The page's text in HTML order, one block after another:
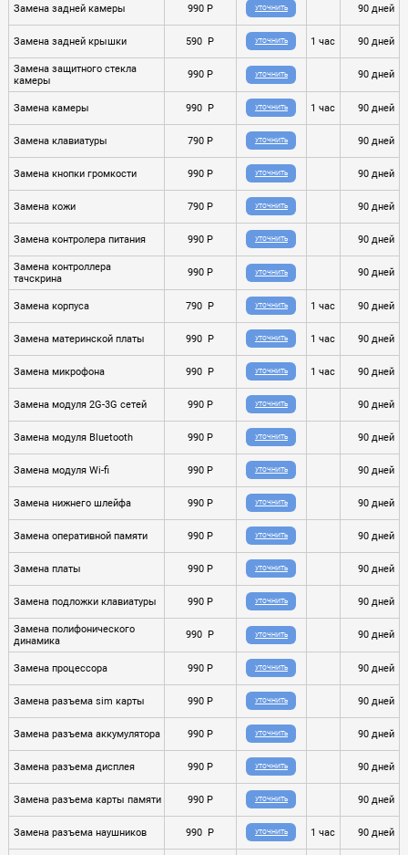
Замена задней камеры 990 P УТОЧНИТЬ 90 дней
Замена задней крышки 590 P УТОЧНИТЬ 1 час 90 дней
Замена защитного стекла
камеры
990 P УТОЧНИТЬ 90 дней
Замена камеры 990 P УТОЧНИТЬ 1 час 90 дней
Замена клавиатуры 790 P УТОЧНИТЬ 90 дней
Замена кнопки громкости 990 P УТОЧНИТЬ 90 дней
Замена кожи 790 P УТОЧНИТЬ 90 дней
Замена контролера питания 990 P УТОЧНИТЬ 90 дней
Замена контроллера
тачскрина
990 P УТОЧНИТЬ 90 дней
Замена корпуса 790 P УТОЧНИТЬ 1 час 90 дней
Замена материнской платы 990 P УТОЧНИТЬ 1 час 90 дней
Замена микрофона 990 P УТОЧНИТЬ 1 час 90 дней
Замена модуля 2G-3G сетей 990 P УТОЧНИТЬ 90 дней
Замена модуля Bluetooth 990 P УТОЧНИТЬ 90 дней
Замена модуля Wi-fi 990 P УТОЧНИТЬ 90 дней
Замена нижнего шлейфа 990 P УТОЧНИТЬ 90 дней
Замена оперативной памяти 990 P УТОЧНИТЬ 90 дней
Замена платы 990 P УТОЧНИТЬ 90 дней
Замена подложки клавиатуры 990 P УТОЧНИТЬ 90 дней
Замена полифонического
динамика
990 P УТОЧНИТЬ 90 дней
Замена процессора 990 P УТОЧНИТЬ 90 дней
Замена разъема sim карты 990 P УТОЧНИТЬ 90 дней
Замена разъема аккумулятора 990 P УТОЧНИТЬ 90 дней
Замена разъема дисплея 990 P УТОЧНИТЬ 90 дней
Замена разъема карты памяти 990 P УТОЧНИТЬ 90 дней
Замена разъема наушников 990 P УТОЧНИТЬ 1 час 90 дней